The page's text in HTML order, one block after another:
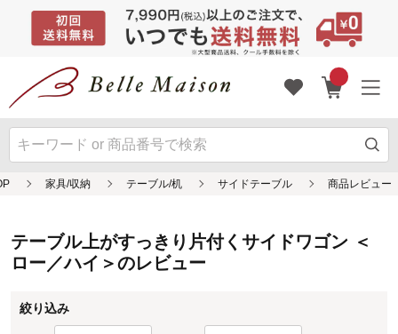
テーブル上がすっきり片付くサイドワゴン ＜
ロー／ハイ＞のレビュー
絞り込み